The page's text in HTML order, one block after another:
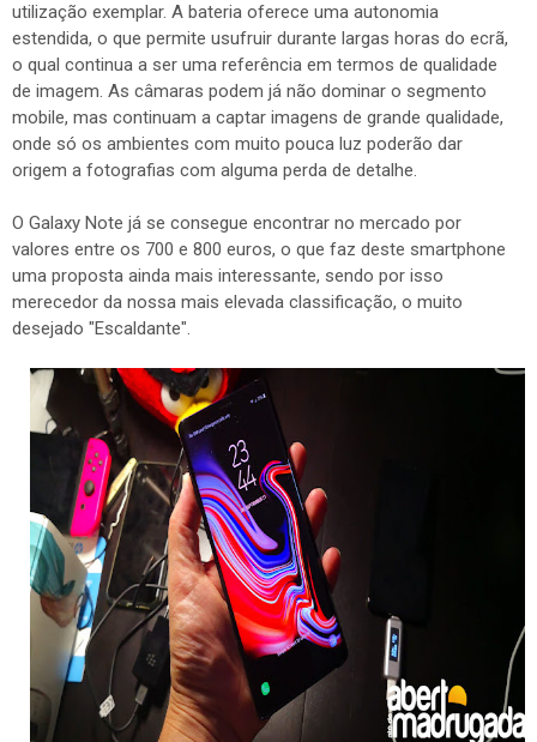
utilização exemplar. A bateria oferece uma autonomia
estendida, o que permite usufruir durante largas horas do ecrã,
o qual continua a ser uma referência em termos de qualidade
de imagem. As câmaras podem já não dominar o segmento
mobile, mas continuam a captar imagens de grande qualidade,
onde só os ambientes com muito pouca luz poderão dar
origem a fotografias com alguma perda de detalhe.
O Galaxy Note já se consegue encontrar no mercado por
valores entre os 700 e 800 euros, o que faz deste smartphone
uma proposta ainda mais interessante, sendo por isso
merecedor da nossa mais elevada classificação, o muito
desejado "Escaldante".